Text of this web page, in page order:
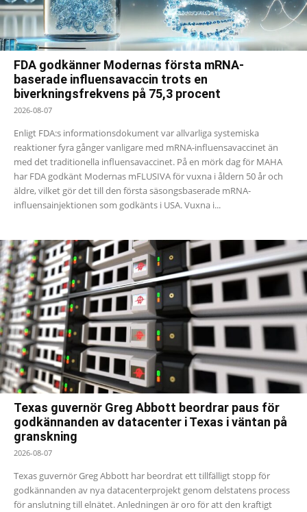
FDA godkänner Modernas första mRNA-
baserade influensavaccin trots en
biverkningsfrekvens på 75,3 procent
2026-08-07
Enligt FDA:s informationsdokument var allvarliga systemiska
reaktioner fyra gånger vanligare med mRNA-influensavaccinet än
med det traditionella influensavaccinet. På en mörk dag för MAHA
har FDA godkänt Modernas mFLUSIVA för vuxna i åldern 50 år och
äldre, vilket gör det till den första säsongsbaserade mRNA-
influensainjektionen som godkänts i USA. Vuxna i...
Texas guvernör Greg Abbott beordrar paus för
godkännanden av datacenter i Texas i väntan på
granskning
2026-08-07
Texas guvernör Greg Abbott har beordrat ett tillfälligt stopp för
godkännanden av nya datacenterprojekt genom delstatens process
för anslutning till elnätet. Anledningen är oro för att den kraftigt